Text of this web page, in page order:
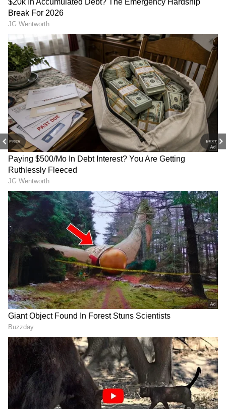
PREV NEXT
2
3
Image Credit :Chatgpt
தனியார் பள்ளிகளின் கூட்டமைப்பு
கோரிக்கை
இதுகுறித்து தனியார் பள்ளி சங்கங்களின்
கூட்டமைப்பு தெரிவித்ததாவது,
“கடுமையான வெப்பம் காரணமாக சிறிய
குழந்தைகள் உடல்நல பாதிப்புக்கு
உள்ளாகும் வாய்ப்பு அதிகம் உள்ளது.
குறிப்பாக ஆரம்பப்பள்ளி மற்றும்
நடுநிலைப்பள்ளி மாணவர்கள் வெயிலை
தாங்க முடியாமல் சோர்வு, நீரிழப்பு,
தலைச்சுற்றல் போன்ற பிரச்சினைகளை
சந்திக்க நேரிடலாம். எனவே மாணவர்களின்
நலனை கருத்தில் கொண்டு, பள்ளிகள்
திறப்பை குறைந்தது ஒரு வாரமாவது தள்ளி
வைக்க வேண்டும்” என்று
வலியுறுத்தியுள்ளது.